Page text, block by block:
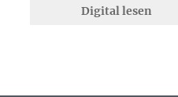
Digital lesen